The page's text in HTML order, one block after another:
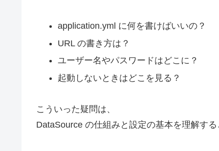
application.yml に何を書けばいいの？
URL の書き方は？
ユーザー名やパスワードはどこに？
起動しないときはどこを見る？
こういった疑問は、
DataSource の仕組みと設定の基本を理解す